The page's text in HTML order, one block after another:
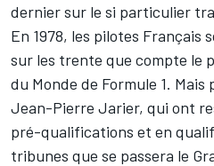
dernier sur le si particulier
En 1978, les pilotes Français
sur les trente que compte le
du Monde de Formule 1.
Jean-Pierre Jarier, qui ont
pré-qualifications et en
tribunes que se passera le